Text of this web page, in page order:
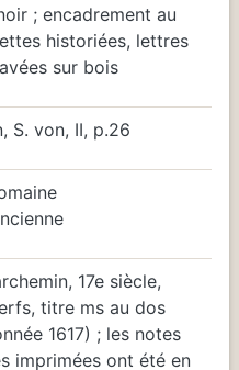
; encadrement au
historiées, lettres
sur bois
S. von, II, p.26
17e siècle,
titre ms au dos
1617) ; les notes
imprimées ont été en